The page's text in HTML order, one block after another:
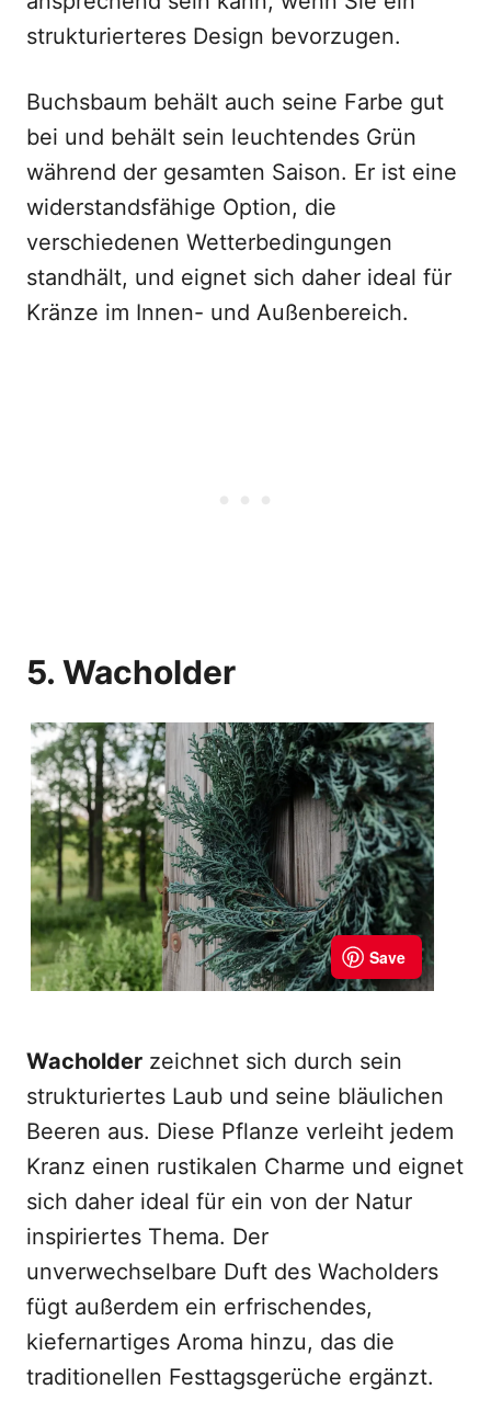
strukturierteres Design bevorzugen.
Buchsbaum behält auch seine Farbe gut
bei und behält sein leuchtendes Grün
während der gesamten Saison. Er ist eine
widerstandsfähige Option, die
verschiedenen Wetterbedingungen
standhält, und eignet sich daher ideal für
Kränze im Innen- und Außenbereich.
5. Wacholder
Wacholder zeichnet sich durch sein
strukturiertes Laub und seine bläulichen
Beeren aus. Diese Pflanze verleiht jedem
Kranz einen rustikalen Charme und eignet
sich daher ideal für ein von der Natur
inspiriertes Thema. Der
unverwechselbare Duft des Wacholders
fügt außerdem ein erfrischendes,
kiefernartiges Aroma hinzu, das die
traditionellen Festtagsgerüche ergänzt.